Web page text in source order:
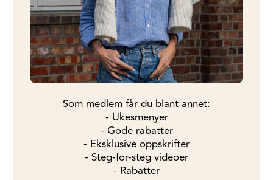
Som medlem får du blant annet:
- Ukesmenyer
- Gode rabatter
- Eksklusive oppskrifter
- Steg-for-steg videoer
- Rabatter